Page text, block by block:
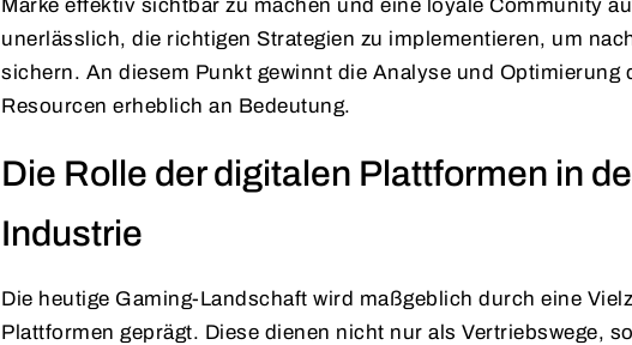
Marke effektiv sichtbar zu machen und eine loyale Community
unerlässlich, die richtigen Strategien zu implementieren, um
sichern. An diesem Punkt gewinnt die Analyse und Optimierung
Resourcen erheblich an Bedeutung.
Die Rolle der digitalen Plattformen in
Industrie
Die heutige Gaming-Landschaft wird maßgeblich durch eine
Plattformen geprägt. Diese dienen nicht nur als Vertriebswege,